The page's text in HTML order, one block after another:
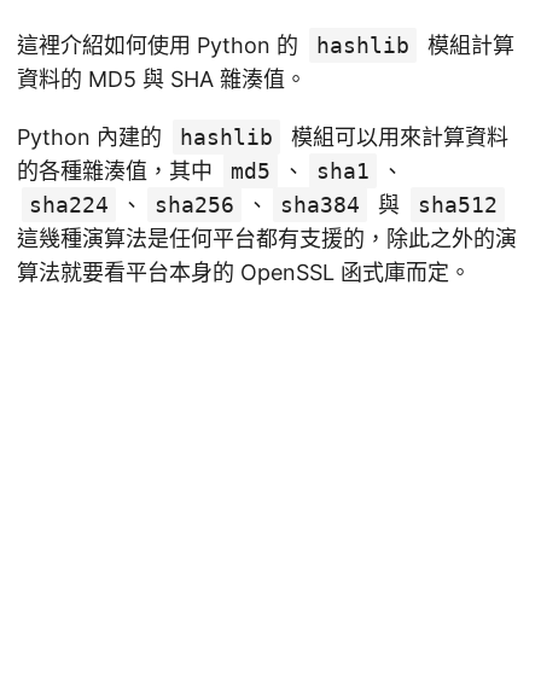
這裡介紹如何使用 Python 的 hashlib
模組計算
資料的 MD5 與 SHA 雜湊值。
Python 內建的 hashlib
模組可以用來計算資料
的各種雜湊值，其中
md5 、 sha1
、
sha224
、 sha256 、 sha384 與
sha512
這幾種演算法是任何平台都有支援的，除此之外的演
算法就要看平台本身的 OpenSSL 函式庫而定。